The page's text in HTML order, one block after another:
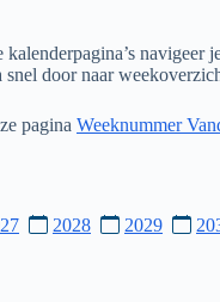
snel door naar
pagina Weeknummer
2028 2029